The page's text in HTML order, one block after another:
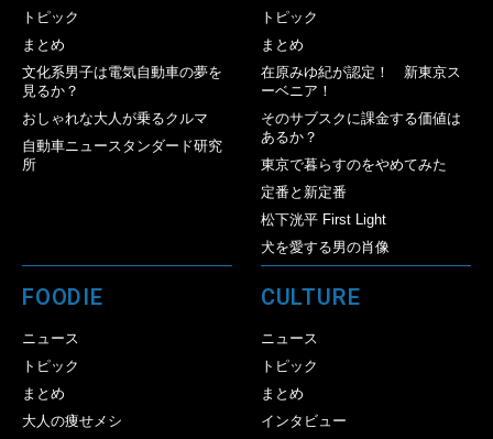
トピック
まとめ
文化系男子は電気自動車の夢を
見るか？
おしゃれな大人が乗るクルマ
自動車ニュースタンダード研究
所
トピック
まとめ
在原みゆ紀が認定！ 新東京ス
ーベニア！
そのサブスクに課金する価値は
あるか？
東京で暮らすのをやめてみた
定番と新定番
松下洸平 First Light
犬を愛する男の肖像
FOODIE
ニュース
トピック
まとめ
大人の痩せメシ
CULTURE
ニュース
トピック
まとめ
インタビュー